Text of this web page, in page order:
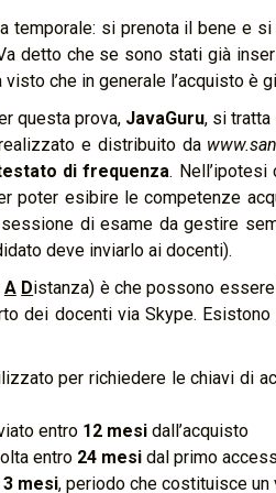
temporale: si prenota il bene e si
detto che se sono stati già
che in generale l’acquisto è
questa prova, JavaGuru, si tratta
e distribuito da
di frequenza.
poter esibire le competenze
di esame da gestire
deve inviarlo ai docenti).
A Distanza) è che possono
dei docenti via Skype.
per richiedere le chiavi di
entro 12 mesi dall’acquisto
entro 24 mesi dal primo
3 mesi, periodo che costituisce